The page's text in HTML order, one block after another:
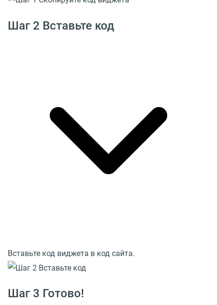
Шаг 2 Вставьте код
Вставьте код виджета в код сайта.
Шаг 3 Готово!